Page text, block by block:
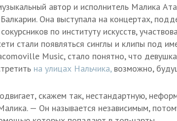
автор и исполнитель Малика
Она выступала на концертах,
по институту искусств,
стали появляться синглы и клипы под
Music, стало понятно, что
на улицах Нальчика,возможно,
скажем так, нестандартную,
— Он называется независимым,